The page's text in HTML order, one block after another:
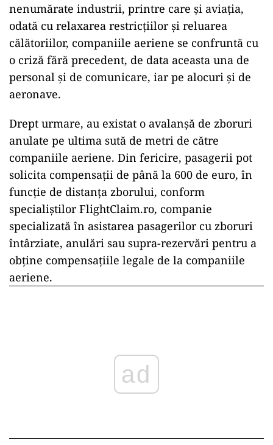
nenumărate industrii, printre care și aviația,
odată cu relaxarea restricțiilor și reluarea
călătoriilor, companiile aeriene se confruntă cu
o criză fără precedent, de data aceasta una de
personal și de comunicare, iar pe alocuri și de
aeronave.
Drept urmare, au existat o avalanșă de zboruri
anulate pe ultima sută de metri de către
companiile aeriene. Din fericire, pasagerii pot
solicita compensații de până la 600 de euro, în
funcție de distanța zborului, conform
specialiștilor FlightClaim.ro, companie
specializată în asistarea pasagerilor cu zboruri
întârziate, anulări sau supra-rezervări pentru a
obține compensațiile legale de la companiile
aeriene.
ad